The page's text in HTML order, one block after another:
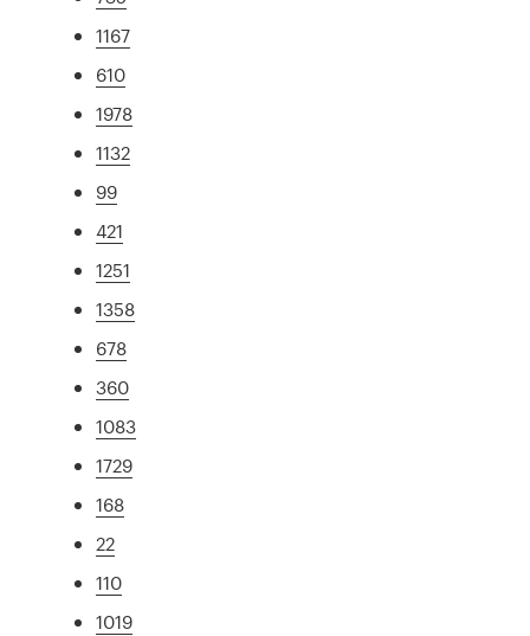
1167
610
1978
1132
99
421
1251
1358
678
360
1083
1729
168
22
110
1019